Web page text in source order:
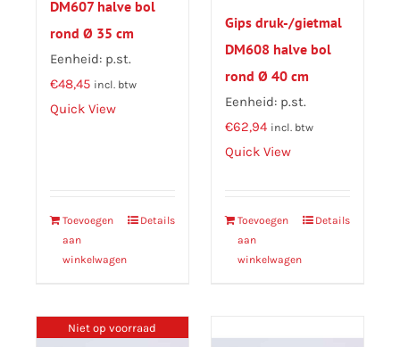
DM607 halve bol
rond Ø 35 cm
Eenheid: p.st.
€48,45 incl. btw
Quick View
Toevoegen
aan
winkelwagen
Details
Gips druk-/gietmal
DM608 halve bol
rond Ø 40 cm
Eenheid: p.st.
€62,94 incl. btw
Quick View
Toevoegen
aan
winkelwagen
Details
Niet op voorraad